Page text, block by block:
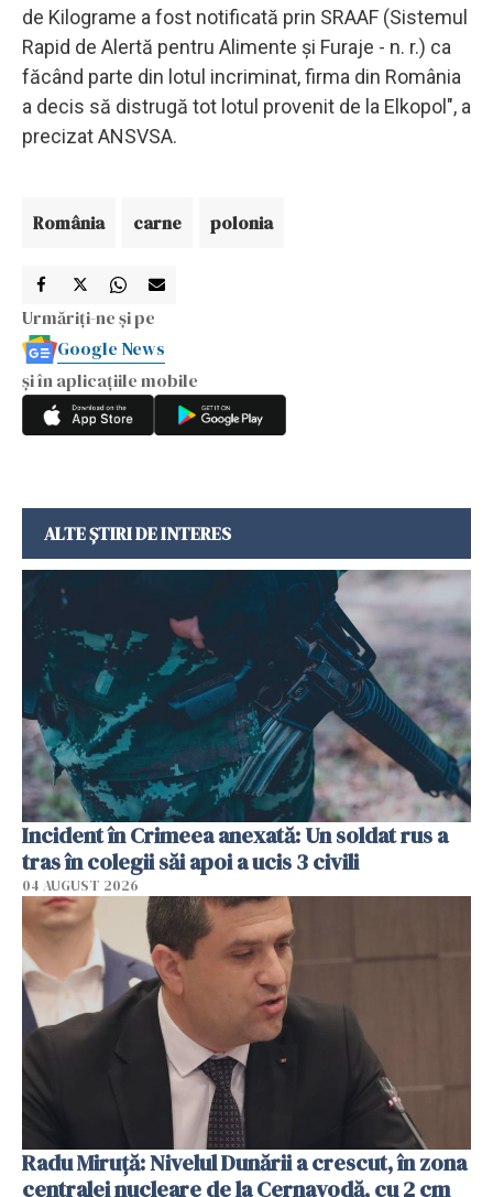
de Kilograme a fost notificată prin SRAAF (Sistemul
Rapid de Alertă pentru Alimente şi Furaje - n. r.) ca
făcând parte din lotul incriminat, firma din România
a decis să distrugă tot lotul provenit de la Elkopol", a
precizat ANSVSA.
România carne polonia
Urmăriți-ne și pe
Google News
și în aplicațiile mobile
ALTE ȘTIRI DE INTERES
Incident în Crimeea anexată: Un soldat rus a
tras în colegii săi apoi a ucis 3 civili
04 AUGUST 2026
Radu Miruţă: Nivelul Dunării a crescut, în zona
centralei nucleare de la Cernavodă, cu 2 cm